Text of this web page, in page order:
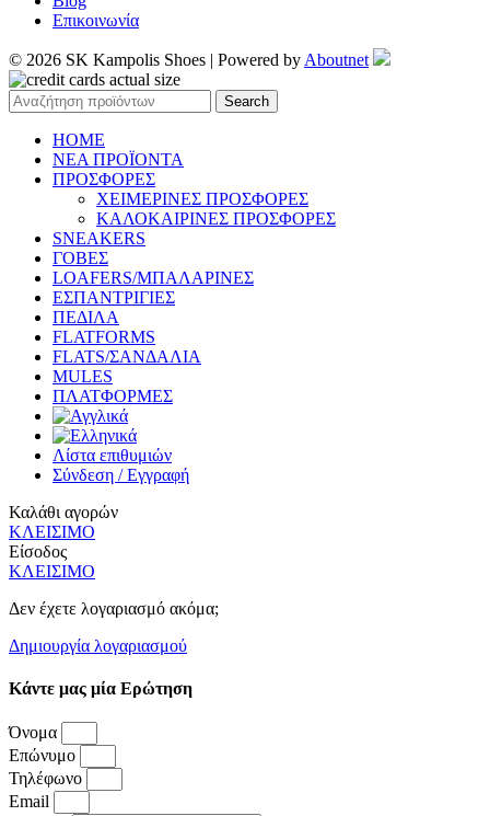
Επικοινωνία
© 2026 SK Kampolis Shoes | Powered by Aboutnet
Search
HOME
ΝΕΑ ΠΡΟΪΟΝΤΑ
ΠΡΟΣΦΟΡΕΣ
ΧΕΙΜΕΡΙΝΕΣ ΠΡΟΣΦΟΡΕΣ
ΚΑΛΟΚΑΙΡΙΝΕΣ ΠΡΟΣΦΟΡΕΣ
SNEAKERS
ΓΟΒΕΣ
LOAFERS/ΜΠΑΛΑΡΙΝΕΣ
ΕΣΠΑΝΤΡΙΓΙΕΣ
ΠΕΔΙΛΑ
FLATFORMS
FLATS/ΣΑΝΔΑΛΙΑ
MULES
ΠΛΑΤΦΟΡΜΕΣ
Λίστα επιθυμιών
Σύνδεση / Εγγραφή
Καλάθι αγορών
ΚΛΕΙΣΙΜΟ
Είσοδος
ΚΛΕΙΣΙΜΟ
Δεν έχετε λογαριασμό ακόμα;
Δημιουργία λογαριασμού
Κάντε μας μία Ερώτηση
Όνομα
Επώνυμο
Τηλέφωνο
Email